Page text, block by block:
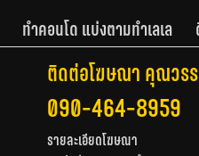
ทำคอนโด แบ่งตามทำเลเล
ติดต่อโฆษณา คุณวร
090-464-8959
รายละเอียดโฆษณา